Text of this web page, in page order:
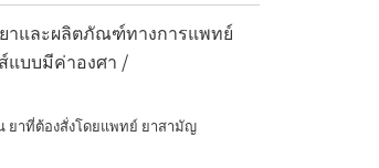
าและผลิตภัณฑ์ทางการแพทย์
แบบมีค่าองศา /
ยาที่ต้องสั่งโดยแพทย์ ยาสามัญ